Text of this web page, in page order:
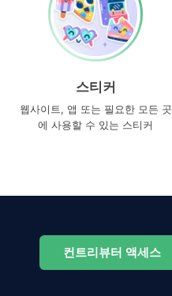
스티커
웹사이트, 앱 또는 필요한 모든 곳
에 사용할 수 있는 스티커
컨트리뷰터 액세스